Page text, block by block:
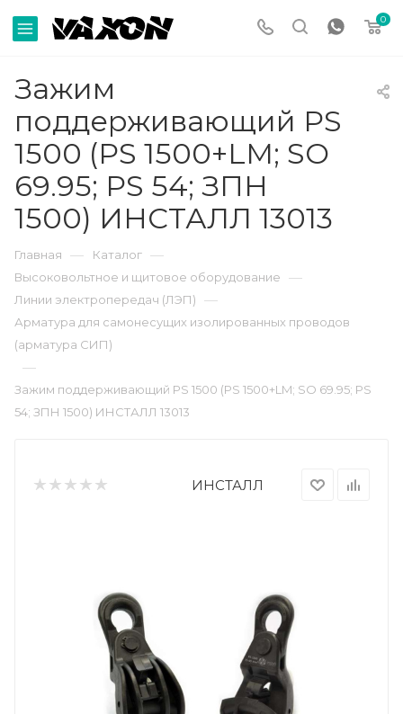
0
Зажим
поддерживающий PS
1500 (PS 1500+LM; SO
69.95; PS 54; ЗПН
1500) ИНСТАЛЛ 13013
Главная — Каталог —
Высоковольтное и щитовое оборудование —
Линии электропередач (ЛЭП) —
Арматура для самонесущих изолированных проводов
(арматура СИП)
—
Зажим поддерживающий PS 1500 (PS 1500+LM; SO 69.95; PS
54; ЗПН 1500) ИНСТАЛЛ 13013
ИНСТАЛЛ